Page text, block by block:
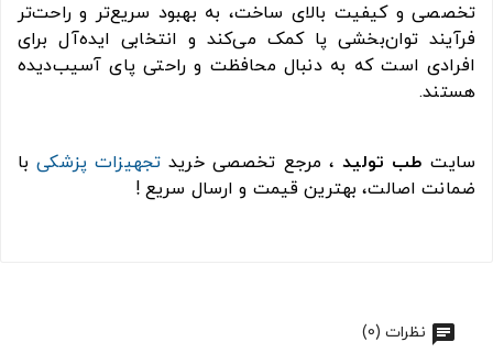
تخصصی و کیفیت بالای ساخت، به بهبود سریع‌تر و راحت‌تر
فرآیند توان‌بخشی پا کمک می‌کند و انتخابی ایده‌آل برای
افرادی است که به دنبال محافظت و راحتی پای آسیب‌دیده
هستند.
سایت طب تولید، مرجع تخصصی خرید تجهیزات پزشکیبا
ضمانت اصالت، بهترین قیمت و ارسال سریع !
نظرات (0)